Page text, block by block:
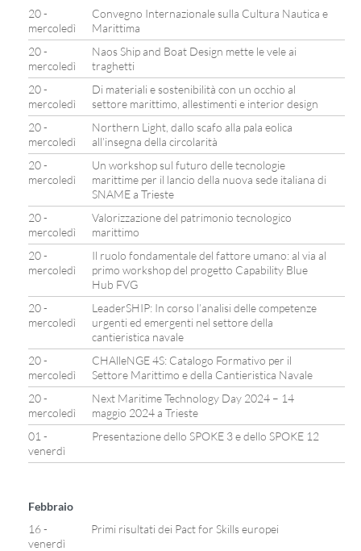
20 -
mercoledì
Convegno Internazionale sulla Cultura Nautica e
Marittima
20 -
mercoledì
Naos Ship and Boat Design mette le vele ai
traghetti
20 -
mercoledì
Di materiali e sostenibilità con un occhio al
settore marittimo, allestimenti e interior design
20 -
mercoledì
Northern Light, dallo scafo alla pala eolica
all’insegna della circolarità
20 -
mercoledì
Un workshop sul futuro delle tecnologie
marittime per il lancio della nuova sede italiana di
SNAME a Trieste
20 -
mercoledì
Valorizzazione del patrimonio tecnologico
marittimo
20 -
mercoledì
Il ruolo fondamentale del fattore umano: al via al
primo workshop del progetto Capability Blue
Hub FVG
20 -
mercoledì
LeaderSHIP: In corso l’analisi delle competenze
urgenti ed emergenti nel settore della
cantieristica navale
20 -
mercoledì
CHAlleNGE 4S: Catalogo Formativo per il
Settore Marittimo e della Cantieristica Navale
20 -
mercoledì
Next Maritime Technology Day 2024 – 14
maggio 2024 a Trieste
01 -
venerdì
Presentazione dello SPOKE 3 e dello SPOKE 12
Febbraio
16 -
venerdì
Primi risultati dei Pact for Skills europei